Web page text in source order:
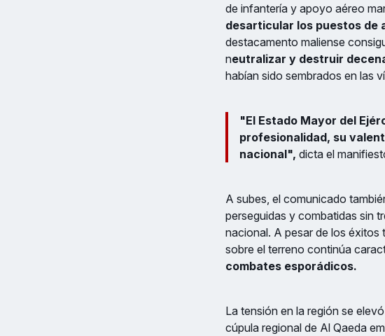
de infantería y apoyo aéreo
desarticular los puestos de
destacamento maliense
neutralizar y destruir
habían sido sembrados en las
"El Estado Mayor del
profesionalidad, su
nacional", dicta el
A subes, el comunicado
perseguidas y combatidas sin
nacional. A pesar de los éxitos
sobre el terreno continúa
combates esporádicos.
La tensión en la región se
cúpula regional de Al Qaeda